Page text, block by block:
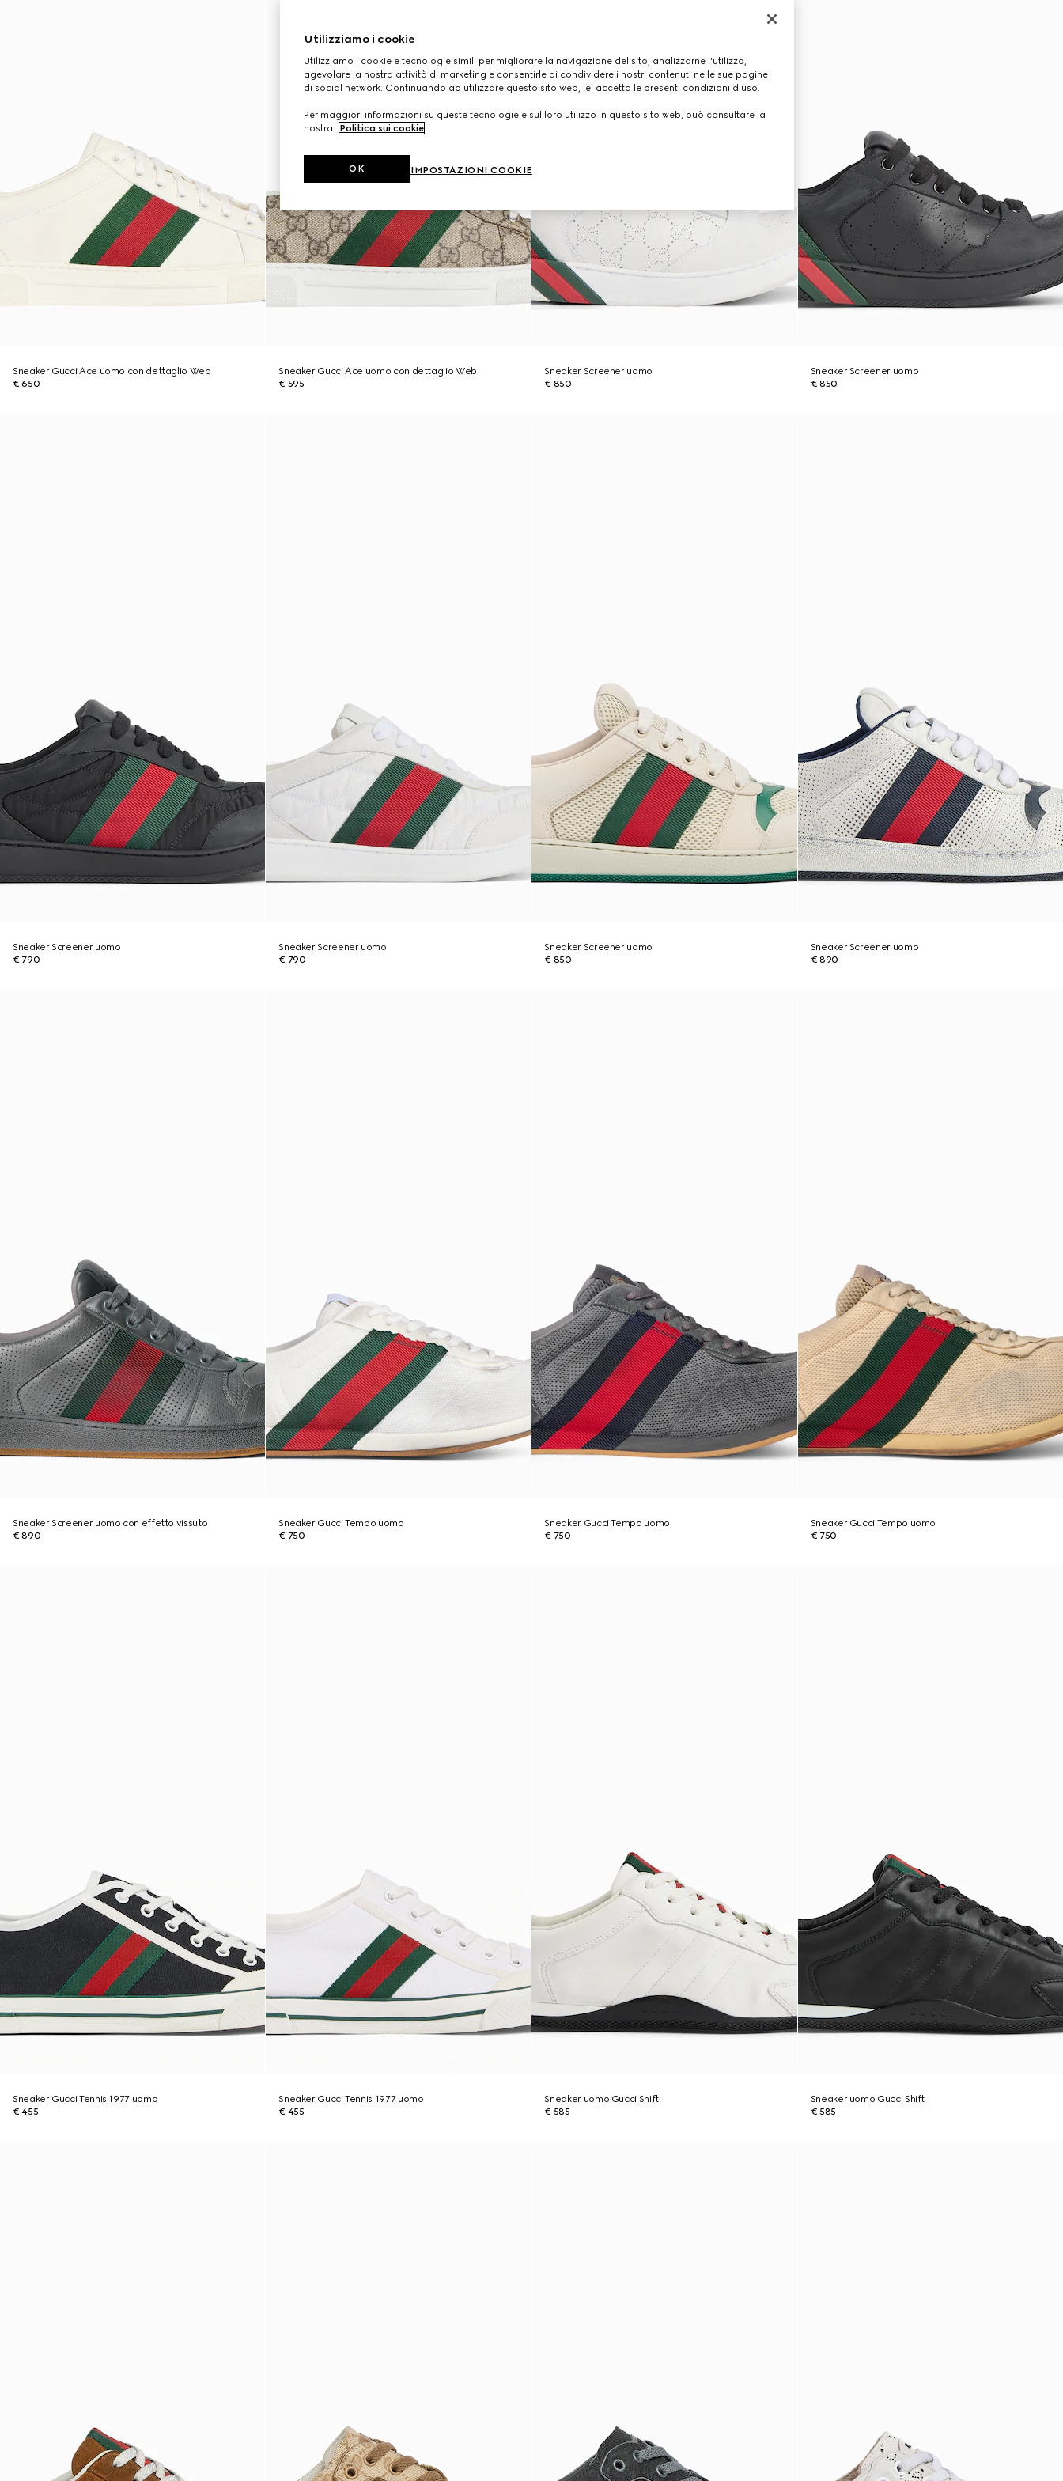
Sneaker Gucci Ace uomo con dettaglio Web
€ 650
Sneaker Gucci Ace uomo con dettaglio Web
€ 595
Sneaker Screener uomo
€ 850
Sneaker Screener uomo
€ 850
Sneaker Screener uomo
€ 790
Sneaker Screener uomo
€ 790
Sneaker Screener uomo
€ 850
Sneaker Screener uomo
€ 890
Sneaker Screener uomo con effetto vissuto
€ 890
Sneaker Gucci Tempo uomo
€ 750
Sneaker Gucci Tempo uomo
€ 750
Sneaker Gucci Tempo uomo
€ 750
Sneaker Gucci Tennis 1977 uomo
€ 455
Sneaker Gucci Tennis 1977 uomo
€ 455
Sneaker uomo Gucci Shift
€ 585
Sneaker uomo Gucci Shift
€ 585
Utilizziamo i cookie
Utilizziamo i cookie e tecnologie simili per migliorare la navigazione del sito, analizzarne l'utilizzo,
agevolare la nostra attività di marketing e consentirle di condividere i nostri contenuti nelle sue pagine
di social network. Continuando ad utilizzare questo sito web, lei accetta le presenti condizioni d'uso.
Per maggiori informazioni su queste tecnologie e sul loro utilizzo in questo sito web, può consultare la
nostra
Politica sui cookie.
IMPOSTAZIONI COOKIE
OK